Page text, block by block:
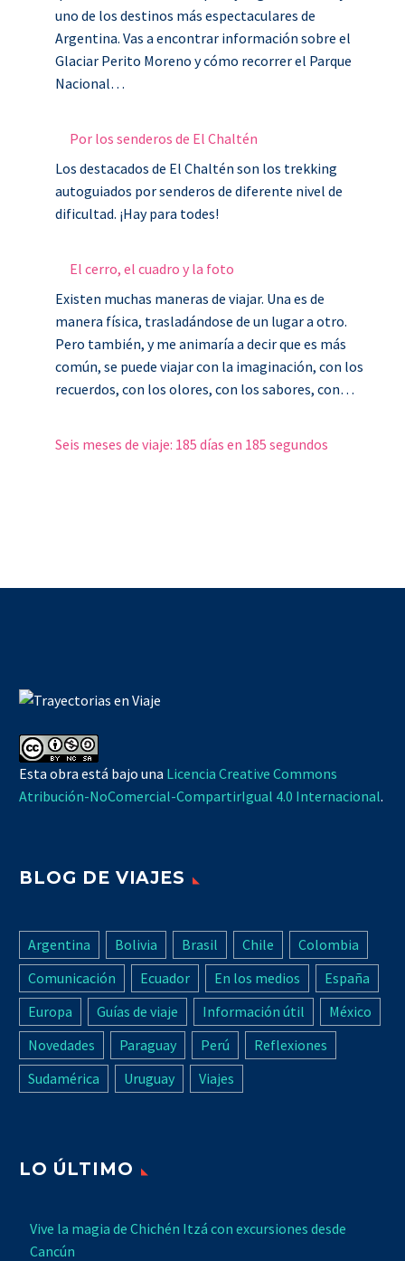
uno de los destinos más espectaculares de
Argentina. Vas a encontrar información sobre el
Glaciar Perito Moreno y cómo recorrer el Parque
Nacional…
Por los senderos de El Chaltén
Los destacados de El Chaltén son los trekking
autoguiados por senderos de diferente nivel de
dificultad. ¡Hay para todes!
El cerro, el cuadro y la foto
Existen muchas maneras de viajar. Una es de
manera física, trasladándose de un lugar a otro.
Pero también, y me animaría a decir que es más
común, se puede viajar con la imaginación, con los
recuerdos, con los olores, con los sabores, con…
Seis meses de viaje: 185 días en 185 segundos
Esta obra está bajo una Licencia Creative Commons
Atribución-NoComercial-CompartirIgual 4.0 Internacional.
BLOG DE VIAJES
Argentina Bolivia Brasil Chile
Colombia
Comunicación
Ecuador En los medios
España
Europa
Guías de viaje Información útil
México
Novedades
Paraguay Perú
Reflexiones
Sudamérica
Uruguay Viajes
LO ÚLTIMO
Vive la magia de Chichén Itzá con excursiones desde
Cancún